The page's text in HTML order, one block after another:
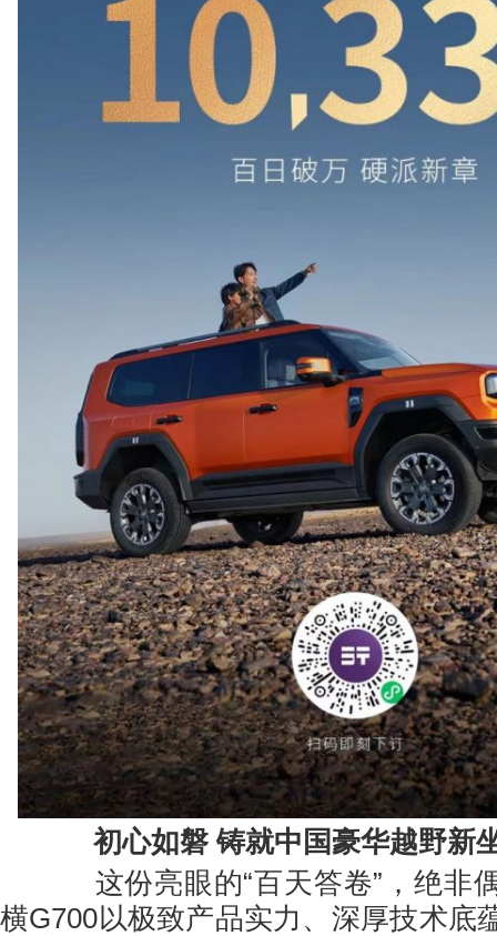
初心如磐 铸就中国豪华越野新
这份亮眼的“百天答卷”，绝非
横G700以极致产品实力、深厚技术底